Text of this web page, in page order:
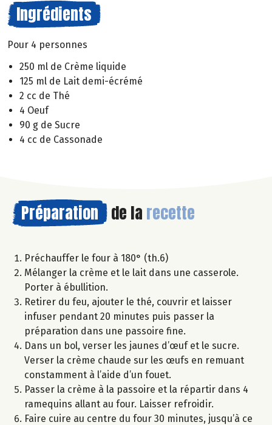
Ingrédients
Pour 4 personnes
250 ml de Crème liquide
125 ml de Lait demi-écrémé
2 cc de Thé
4 Oeuf
90 g de Sucre
4 cc de Cassonade
Préparation de la recette
Préchauffer le four à 180° (th.6)
Mélanger la crème et le lait dans une casserole.
Porter à ébullition.
Retirer du feu, ajouter le thé, couvrir et laisser
infuser pendant 20 minutes puis passer la
préparation dans une passoire fine.
Dans un bol, verser les jaunes d’œuf et le sucre.
Verser la crème chaude sur les œufs en remuant
constamment à l’aide d’un fouet.
Passer la crème à la passoire et la répartir dans 4
ramequins allant au four. Laisser refroidir.
Faire cuire au centre du four 30 minutes, jusqu’à ce